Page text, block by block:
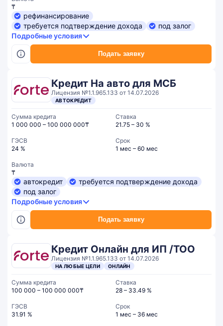
Подать заявку
₸
рефинансирование
требуется подтверждение дохода
под залог
Подробные условия
Кредит На авто для МСБ
Лицензия №1.1.965.133 от 14.07.2026
АВТОКРЕДИТ
Подать заявку
Сумма кредита
1 000 000 – 100 000 000₸
Ставка
21.75 – 30 %
ГЭСВ
24 %
Срок
1 мес – 60 мес
Валюта
₸
автокредит
требуется подтверждение дохода
под залог
Подробные условия
Кредит Онлайн для ИП /ТОО
Лицензия №1.1.965.133 от 14.07.2026
НА ЛЮБЫЕ ЦЕЛИ ОНЛАЙН
Сумма кредита
100 000 – 100 000 000₸
Ставка
28 – 33.49 %
ГЭСВ
31.91 %
Срок
1 мес – 36 мес